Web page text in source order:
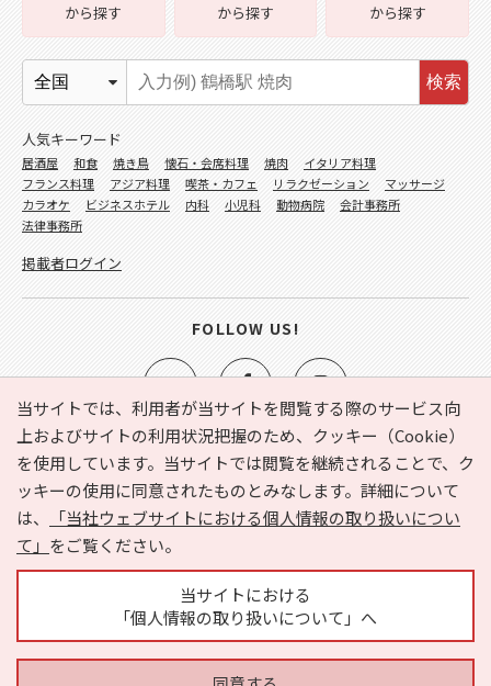
当サイトでは、利用者が当サイトを閲覧する際のサービス向
上およびサイトの利用状況把握のため、クッキー（Cookie）
を使用しています。当サイトでは閲覧を継続されることで、ク
ッキーの使用に同意されたものとみなします。詳細について
は、
「当社ウェブサイトにおける個人情報の取り扱いについ
て」 をご覧ください。
当サイトにおける
「個人情報の取り扱いについて」へ
e-NAVITA（イーナビタ）とは？ お気に入り
ヘルプ
利用規約
個人情報の取り扱いについて
運営会社
サイトマップ
広告掲載に関するお問い合わせ
から探す
から探す
から探す
検索
人気キーワード
居酒屋 和食 焼き鳥 懐石・会席料理 焼肉
イタリア料理
フランス料理
アジア料理 喫茶・カフェ リラクゼーション
マッサージ
カラオケ
ビジネスホテル 内科 小児科 動物病院
会計事務所
法律事務所
掲載者ログイン
FOLLOW US!